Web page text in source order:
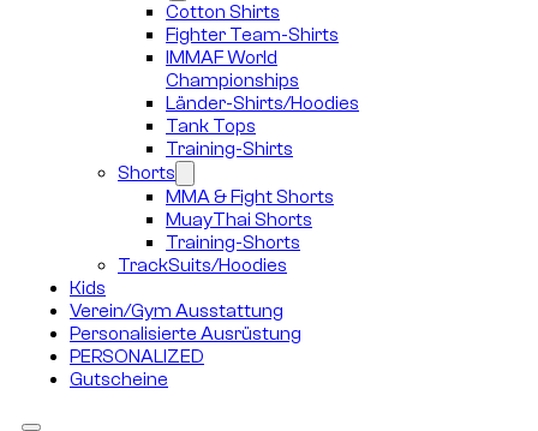
Cotton Shirts
Fighter Team-Shirts
IMMAF World
Championships
Länder-Shirts/Hoodies
Tank Tops
Training-Shirts
Shorts
MMA & Fight Shorts
MuayThai Shorts
Training-Shorts
TrackSuits/Hoodies
Kids
Verein/Gym Ausstattung
Personalisierte Ausrüstung
PERSONALIZED
Gutscheine